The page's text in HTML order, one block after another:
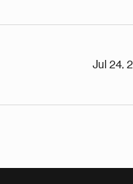
Jul 24,